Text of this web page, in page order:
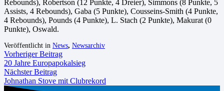
Rebounds), Robertson (12 Punkte, 4 Dreier), Simmons (8 Punkte, 5
Assists, 4 Rebounds), Gaba (5 Punkte), Cousseins-Smith (4 Punkte,
4 Rebounds), Pounds (4 Punkte), L. Stach (2 Punkte), Makurat (0
Punkte), Oswald.
Veröffentlicht in News, Newsarchiv
Vorheriger Beitrag
20 Jahre Europapokalsieg
Nächster Beitrag
Johnathan Stove mit Clubrekord